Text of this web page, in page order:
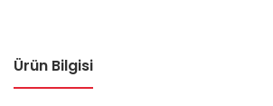
Ürün Bilgisi